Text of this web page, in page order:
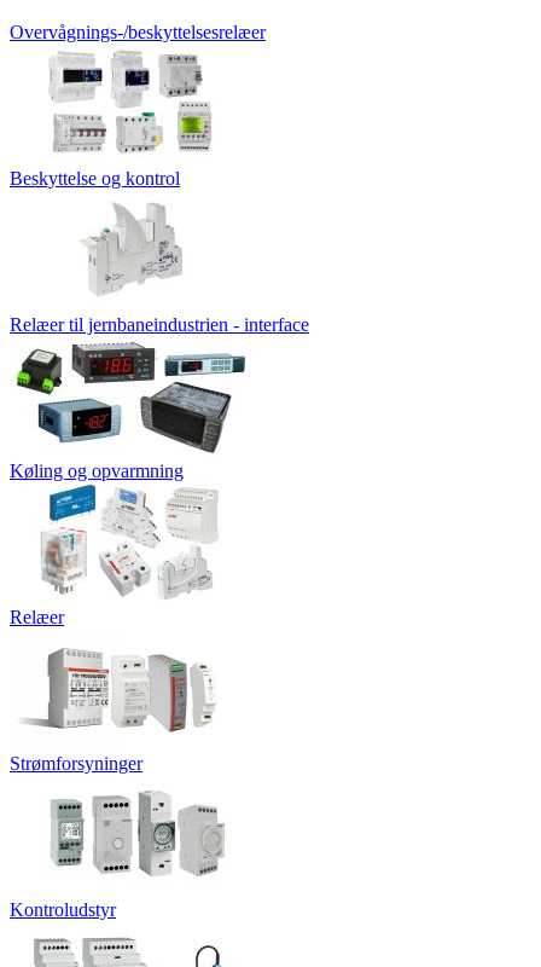
Overvågnings-/beskyttelsesrelæer
Beskyttelse og kontrol
Relæer til jernbaneindustrien - interface
Køling og opvarmning
Relæer
Strømforsyninger
Kontroludstyr